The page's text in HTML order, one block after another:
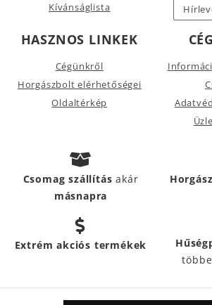
Kívánságlista
HASZNOS LINKEK
Cégünkről
Horgászbolt elérhetőségei
Oldaltérkép
Csomag szállításakár
másnapra
Extrém akciós termékek